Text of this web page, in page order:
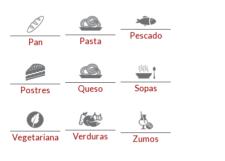
Pan Pasta
Pescado
Postres Queso Sopas
Vegetariana Verduras Zumos